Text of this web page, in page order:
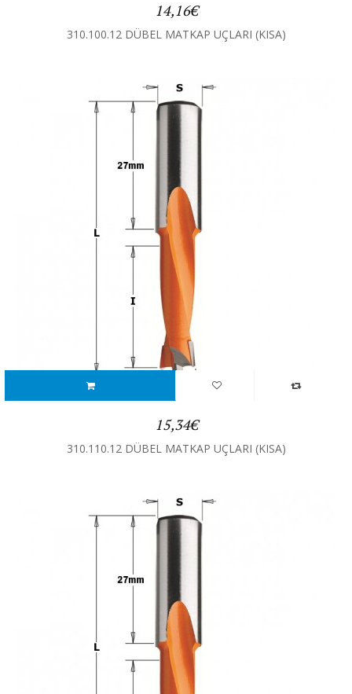
310.100.12 DÜBEL MATKAP UÇLARI (KISA)
14,16€
310.110.12 DÜBEL MATKAP UÇLARI (KISA)
15,34€